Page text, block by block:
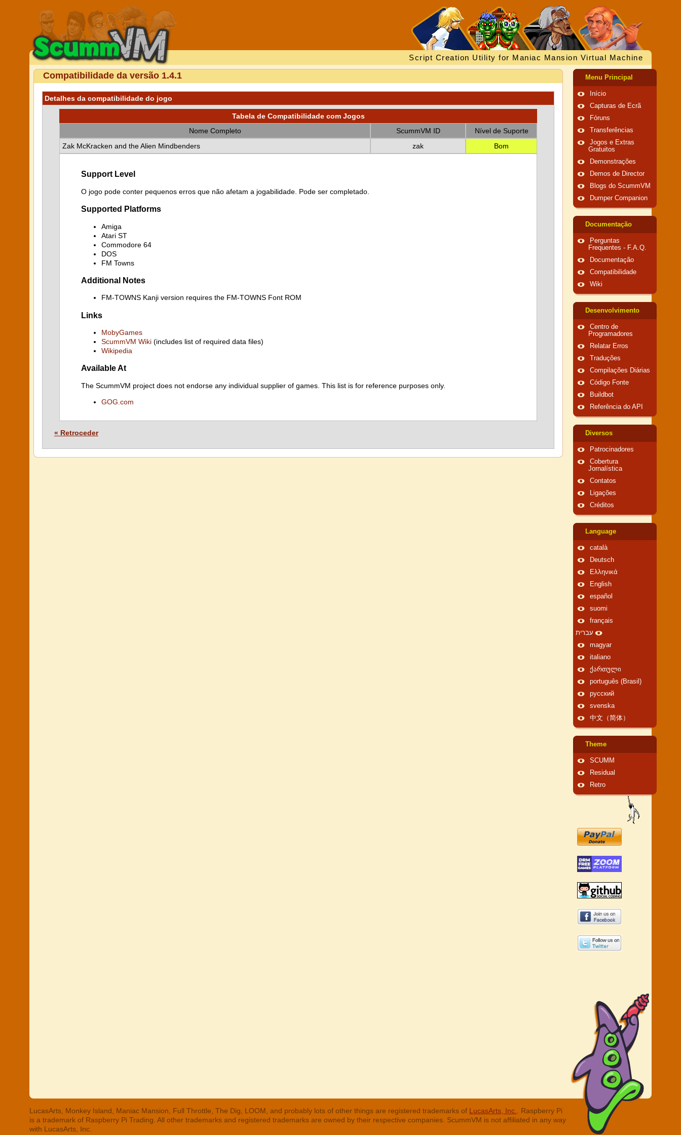
Script Creation Utility for Maniac Mansion Virtual Machine
Compatibilidade da versão 1.4.1
Detalhes da compatibilidade do jogo
Tabela de Compatibilidade com Jogos
Nome Completo
ScummVM ID
Nível de Suporte
Zak McKracken and the Alien Mindbenders
zak Bom
Support Level
O jogo pode conter pequenos erros que não afetam a jogabilidade. Pode ser completado.
Supported Platforms
Amiga
Atari ST
Commodore 64
DOS
FM Towns
Additional Notes
FM-TOWNS Kanji version requires the FM-TOWNS Font ROM
Links
MobyGames
ScummVM Wiki (includes list of required data files)
Wikipedia
Available At
The ScummVM project does not endorse any individual supplier of games. This list is for reference purposes only.
GOG.com
« Retroceder
Menu Principal
Início
Capturas de Ecrã
Fóruns
Transferências
Jogos e Extras
Gratuitos
Demonstrações
Demos de Director
Blogs do ScummVM
Dumper Companion
Documentação
Perguntas
Frequentes - F.A.Q.
Documentação
Compatibilidade
Wiki
Desenvolvimento
Centro de
Programadores
Relatar Erros
Traduções
Compilações Diárias
Código Fonte
Buildbot
Referência do API
Diversos
Patrocinadores
Cobertura
Jornalística
Contatos
Ligações
Créditos
Language
català
Deutsch
Ελληνικά
English
español
suomi
français
עברית
magyar
italiano
ქართული
português (Brasil)
русский
svenska
中文（简体）
Theme
SCUMM
Residual
Retro
LucasArts, Monkey Island, Maniac Mansion, Full Throttle, The Dig, LOOM, and probably lots of other things are registered trademarks of LucasArts, Inc.
. Raspberry Pi
is a trademark of Raspberry Pi Trading. All other trademarks and registered trademarks are owned by their respective companies. ScummVM is not affiliated in any way
with LucasArts, Inc.